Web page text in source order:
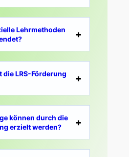
Lehrmethoden
die LRS-Förderung
können durch die
erzielt werden?